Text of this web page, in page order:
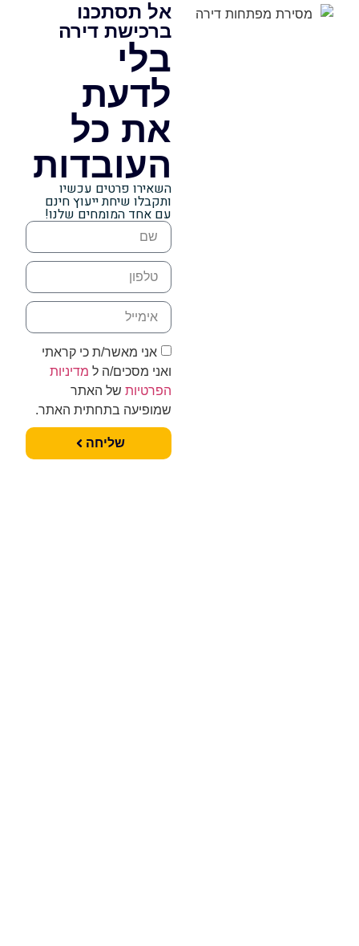
אל תסתכנו
ברכישת דירה
בלי
לדעת
את כל
העובדות
השאירו פרטים עכשיו
ותקבלו שיחת ייעוץ חינם
עם אחד המומחים שלנו!
אני מאשר/ת כי קראתי
ואני מסכים/ה ל מדיניות
הפרטיות של האתר
שמופיעה בתחתית האתר.
שליחה